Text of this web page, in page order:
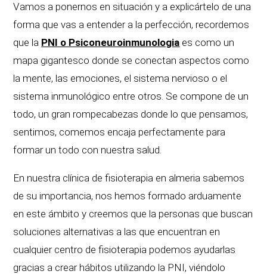
Vamos a ponernos en situación y a explicártelo de una
forma que vas a entender a la perfección, recordemos
que la PNI o Psiconeuroinmunologia es como un
mapa gigantesco donde se conectan aspectos como
la mente, las emociones, el sistema nervioso o el
sistema inmunológico entre otros. Se compone de un
todo, un gran rompecabezas donde lo que pensamos,
sentimos, comemos encaja perfectamente para
formar un todo con nuestra salud.
En nuestra clínica de fisioterapia en almeria sabemos
de su importancia, nos hemos formado arduamente
en este ámbito y creemos que la personas que buscan
soluciones alternativas a las que encuentran en
cualquier centro de fisioterapia podemos ayudarlas
gracias a crear hábitos utilizando la PNI, viéndolo